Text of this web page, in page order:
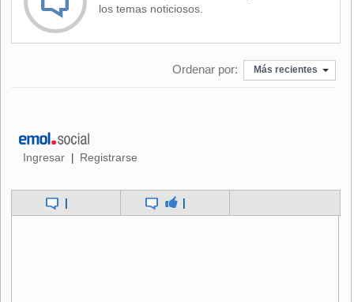
grupo de instituciones se puede generar una discriminación
arbitraria, que podría llevar la ley a enfrentarse con
platas públicas a entidades privadas. La Contraloría o el
Tribunal Constitucional lo pueden declarar inconstitucional.
Educación se han ido acercando al concepto de beca".
los temas noticiosos.
Ordenar por: Más recientes
Ingresar Registrarse